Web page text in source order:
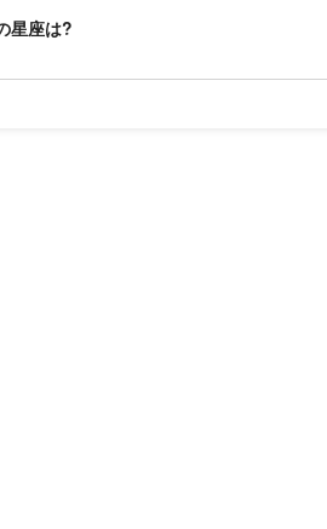
星座は?